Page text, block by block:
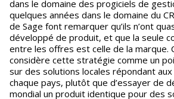
dans le domaine des progiciels de
quelques années dans le domaine du
de Sage font remarquer qu’ils n’ont
développé de produit, et que la seule
entre les offres est celle de la marque.
considère cette stratégie comme un
sur des solutions locales répondant
chaque pays, plutôt que d’essayer de
mondial un produit identique pour des